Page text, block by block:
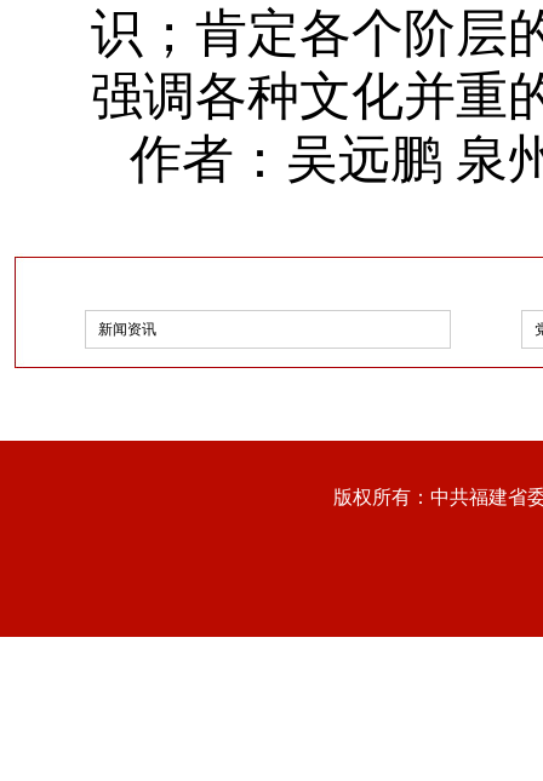
识；肯定各个阶层
强调各种文化并重
作者：吴远鹏 泉
新闻资讯
版权所有：中共福建省